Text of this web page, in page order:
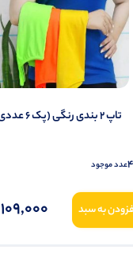
تاپ ۲ بندی رنگی (پک 6 عددی)
عدد موجود
به سبد 109,000